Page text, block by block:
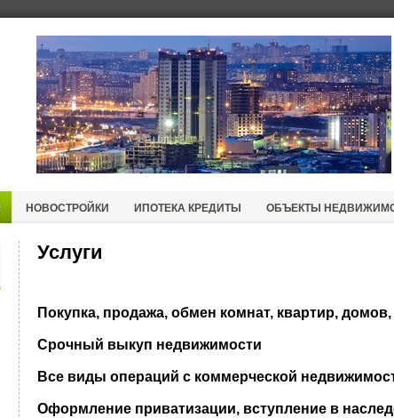
НОВОСТРОЙКИ ИПОТЕКА КРЕДИТЫ ОБЪЕКТЫ
Услуги
Покупка, продажа, обмен комнат, квартир,
Срочный выкуп недвижимости
Все виды операций с коммерческой
Оформление приватизации, вступление в